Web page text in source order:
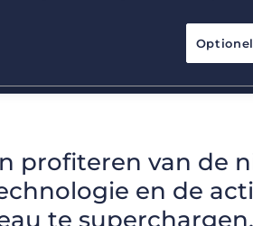
profiteren van de
en de
te